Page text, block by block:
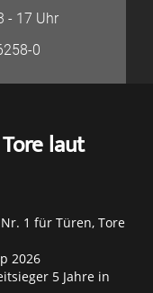
- 17 Uhr
0
laut
1 für Türen, Tore
2026
5 Jahre in